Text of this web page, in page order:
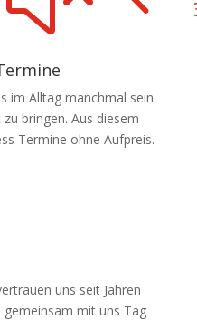
im Alltag manchmal sein
bringen. Aus diesem
Termine ohne Aufpreis.
uns seit Jahren
gemeinsam mit uns Tag